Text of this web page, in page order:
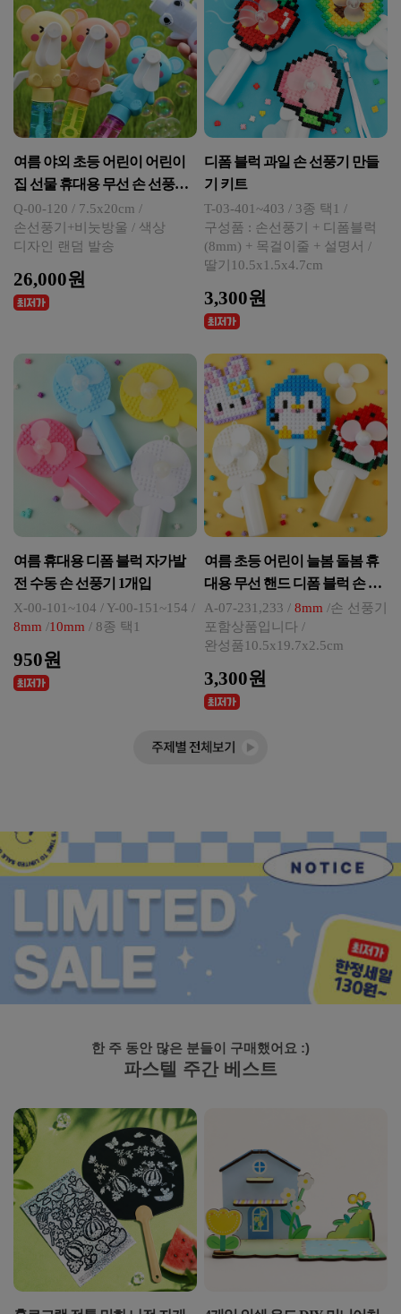
여름 야외 초등 어린이 어린이
집 선물 휴대용 무선 손 선풍기
미니 비누방울 비눗방울 놀이
곰돌이 팬더 16개입
Q-00-120 / 7.5x20cm /
손선풍기+비눗방울 / 색상
디자인 랜덤 발송
26,000원
디폼 블럭 과일 손 선풍기 만들
기 키트
T-03-401~403 / 3종 택1 /
구성품 : 손선풍기 + 디폼블럭
(8mm) + 목걸이줄 + 설명서 /
딸기10.5x1.5x4.7cm
3,300원
여름 휴대용 디폼 블럭 자가발
전 수동 손 선풍기 1개입
X-00-101~104 / Y-00-151~154 /
8mm /10mm / 8종 택1
950원
여름 초등 어린이 늘봄 돌봄 휴
대용 무선 핸드 디폼 블럭 손 선
풍기 만들기 키트
A-07-231,233 / 8mm /손 선풍기
포함상품입니다 /
완성품10.5x19.7x2.5cm
3,300원
한 주 동안 많은 분들이 구매했어요 :)
파스텔 주간 베스트